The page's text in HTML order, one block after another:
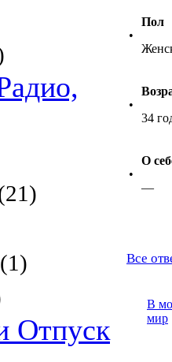
(1)
Отпуск
•
Пол
•
34
•
О
—
Все
В
мир